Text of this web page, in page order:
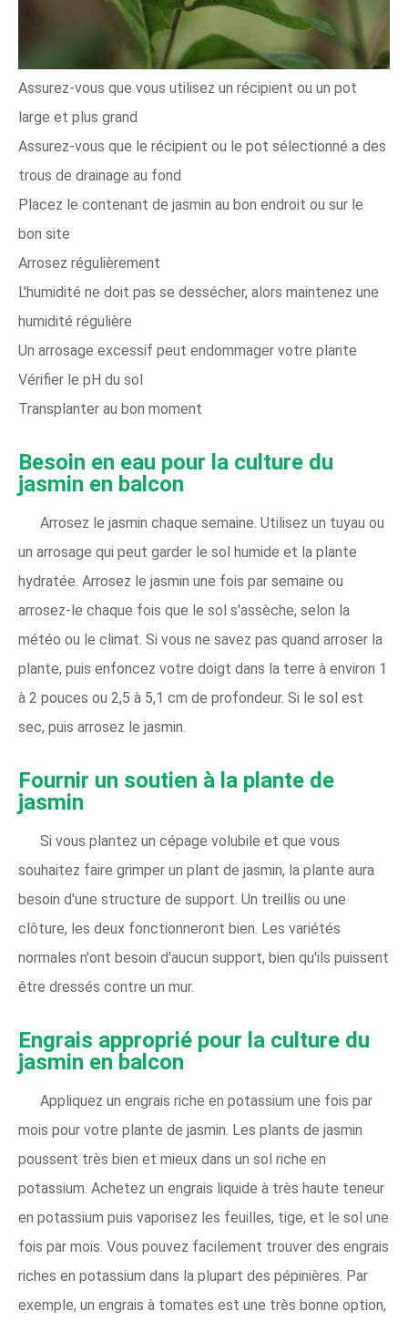
Assurez-vous que vous utilisez un récipient ou un pot
large et plus grand
Assurez-vous que le récipient ou le pot sélectionné a des
trous de drainage au fond
Placez le contenant de jasmin au bon endroit ou sur le
bon site
Arrosez régulièrement
L'humidité ne doit pas se dessécher, alors maintenez une
humidité régulière
Un arrosage excessif peut endommager votre plante
Vérifier le pH du sol
Transplanter au bon moment
Besoin en eau pour la culture du
jasmin en balcon
Arrosez le jasmin chaque semaine. Utilisez un tuyau ou
un arrosage qui peut garder le sol humide et la plante
hydratée. Arrosez le jasmin une fois par semaine ou
arrosez-le chaque fois que le sol s'assèche, selon la
météo ou le climat. Si vous ne savez pas quand arroser la
plante, puis enfoncez votre doigt dans la terre à environ 1
à 2 pouces ou 2,5 à 5,1 cm de profondeur. Si le sol est
sec, puis arrosez le jasmin.
Fournir un soutien à la plante de
jasmin
Si vous plantez un cépage volubile et que vous
souhaitez faire grimper un plant de jasmin, la plante aura
besoin d'une structure de support. Un treillis ou une
clôture, les deux fonctionneront bien. Les variétés
normales n'ont besoin d'aucun support, bien qu'ils puissent
être dressés contre un mur.
Engrais approprié pour la culture du
jasmin en balcon
Appliquez un engrais riche en potassium une fois par
mois pour votre plante de jasmin. Les plants de jasmin
poussent très bien et mieux dans un sol riche en
potassium. Achetez un engrais liquide à très haute teneur
en potassium puis vaporisez les feuilles, tige, et le sol une
fois par mois. Vous pouvez facilement trouver des engrais
riches en potassium dans la plupart des pépinières. Par
exemple, un engrais à tomates est une très bonne option,